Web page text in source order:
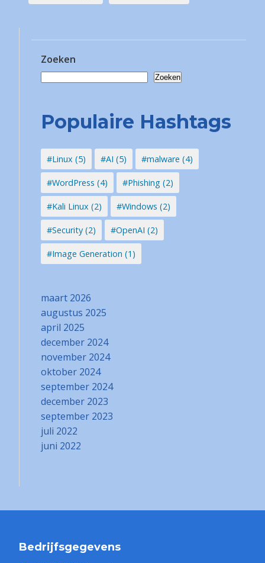
Zoeken
Zoeken
Populaire Hashtags
#Linux (5) #AI (5) #malware (4)
#WordPress (4) #Phishing (2)
#Kali Linux (2) #Windows (2)
#Security (2) #OpenAI (2)
#Image Generation (1)
maart 2026
augustus 2025
april 2025
december 2024
november 2024
oktober 2024
september 2024
december 2023
september 2023
juli 2022
juni 2022
Bedrijfsgegevens